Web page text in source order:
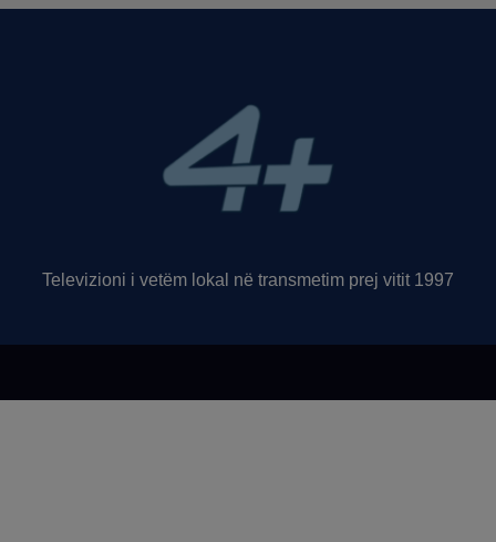
Televizioni i vetëm lokal në transmetim prej vitit 1997